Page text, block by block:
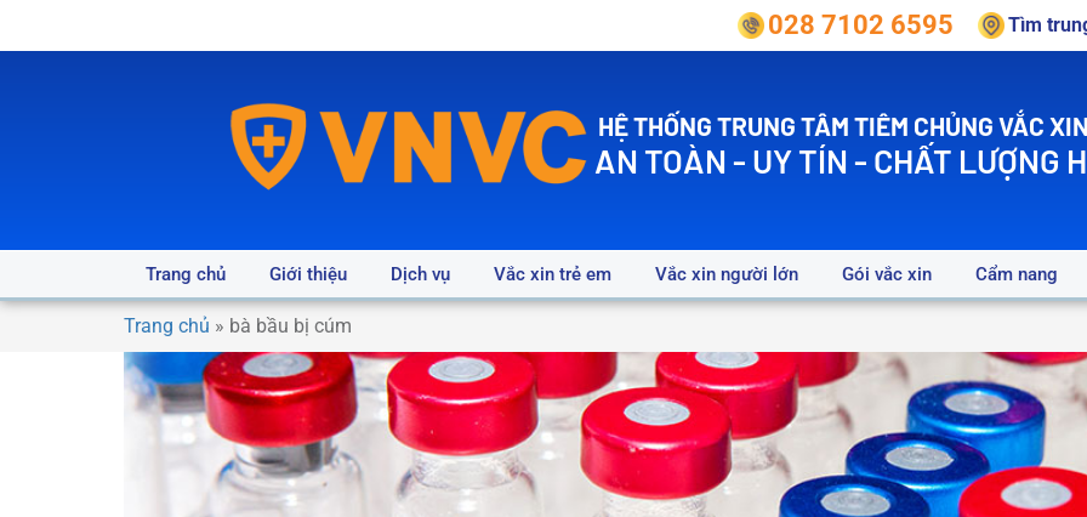
028 7102 6595 Tìm
HỆ THỐNG TRUNG TÂM TIÊM CHỦNG VẮC
AN TOÀN - UY TÍN - CHẤT LƯỢNG
Trang chủ Giới thiệu Dịch vụ Vắc xin trẻ em Vắc xin người lớn Gói vắc xin Cẩm nang
Trang chủ » bà bầu bị cúm